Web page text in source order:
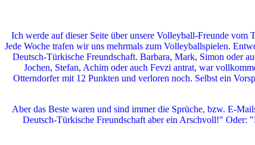
Ich werde auf dieser Seite über unsere Volleyball-Freunde
Jede Woche trafen wir uns mehrmals zum Volleyballspielen.
Deutsch-Türkische Freundschaft. Barbara, Mark, Simon oder
Jochen, Stefan, Achim oder auch Fevzi antrat, war
Otterndorfer mit 12 Punkten und verloren noch. Selbst ein
Aber das Beste waren und sind immer die Sprüche, bzw. E-
Deutsch-Türkische Freundschaft aber ein Arschvoll!"